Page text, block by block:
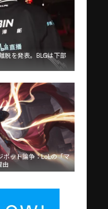
脱を発表。BLGは下部
ボット論争：LoLの「マ
由